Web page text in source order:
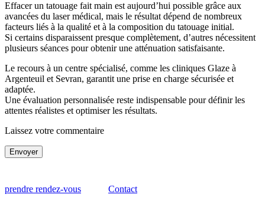
Effacer un tatouage fait main est aujourd’hui possible grâce aux
avancées du laser médical, mais le résultat dépend de nombreux
facteurs liés à la qualité et à la composition du tatouage initial.
Si certains disparaissent presque complètement, d’autres nécessitent
plusieurs séances pour obtenir une atténuation satisfaisante.
Le recours à un centre spécialisé, comme les cliniques Glaze à
Argenteuil et Sevran, garantit une prise en charge sécurisée et
adaptée.
Une évaluation personnalisée reste indispensable pour définir les
attentes réalistes et optimiser les résultats.
Laissez votre commentaire
Envoyer
prendre rendez-vous Contact